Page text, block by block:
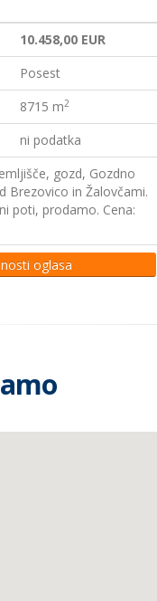
10.458,00 EUR
Posest
8715 m2
ni podatka
gozd, Gozdno
Brezovico in Žalovčami.
poti, prodamo. Cena:
oglasa